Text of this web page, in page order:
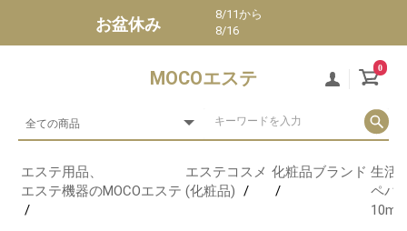
お盆休み
8/11から
8/16
MOCOエステ
0
エステ用品、
エステ機器のMOCOエステ
エステコスメ
(化粧品)
化粧品ブランド 生活
ペパ
10ml